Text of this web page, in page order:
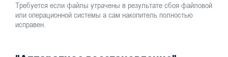
Требуется если файлы утрачены в результате сбоя файловой
или операционной системы а сам накопитель полностью
исправен.